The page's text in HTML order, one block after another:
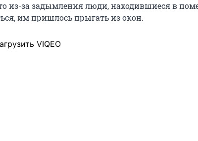
из-за задымления люди, находившиеся в
им пришлось прыгать из окон.
VIQEO